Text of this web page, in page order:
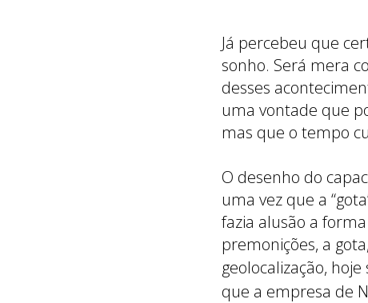
Já percebeu que
sonho. Será mera
desses
uma vontade que
mas que o tempo
O desenho do
uma vez que a
fazia alusão a
premonições, a
geolocalização, hoje
que a empresa de